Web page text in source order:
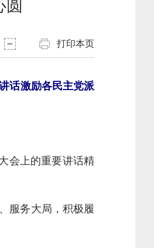
圆
打印本页
话激励各民主党派
会上的重要讲话精
服务大局，积极履